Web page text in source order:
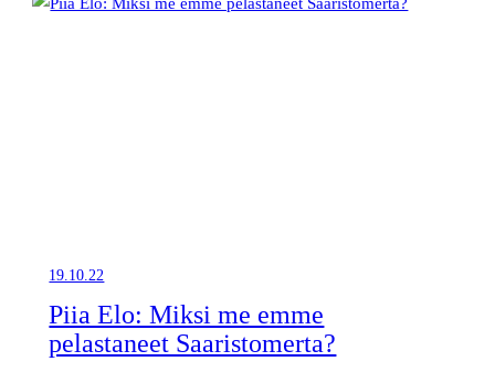
19.10.22
Piia Elo: Miksi me emme
pelastaneet Saaristomerta?